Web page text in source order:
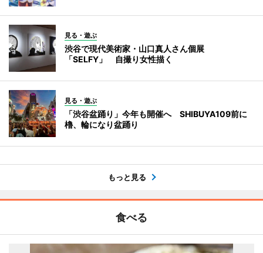
見る・遊ぶ
渋谷で現代美術家・山口真人さん個展
「SELFY」 自撮り女性描く
見る・遊ぶ
「渋谷盆踊り」今年も開催へ SHIBUYA109前に
櫓、輪になり盆踊り
もっと見る
食べる